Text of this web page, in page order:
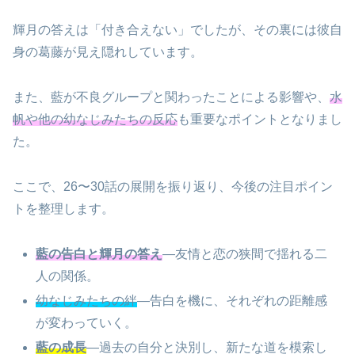
輝月の答えは「付き合えない」でしたが、その裏には彼自
身の葛藤が見え隠れしています。
また、藍が不良グループと関わったことによる影響や、 水
帆や他の幼なじみたちの反応も重要なポイントとなりまし
た。
ここで、26〜30話の展開を振り返り、今後の注目ポイン
トを整理します。
藍の告白と輝月の答え—友情と恋の狭間で揺れる二
人の関係。
幼なじみたちの絆—告白を機に、それぞれの距離感
が変わっていく。
藍の成長—過去の自分と決別し、新たな道を模索し